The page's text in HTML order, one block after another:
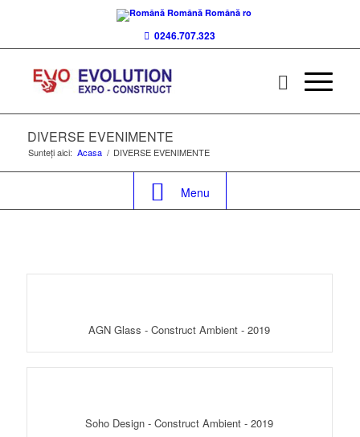
Română Română ro
0246.707.323
DIVERSE EVENIMENTE
Sunteți aici: Acasa / DIVERSE EVENIMENTE
Menu
AGN Glass - Construct Ambient - 2019
Soho Design - Construct Ambient - 2019